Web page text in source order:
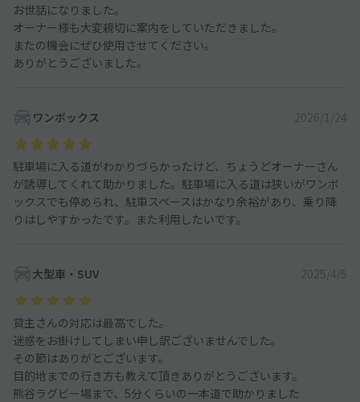
お世話になりました。
オーナー様も大変親切に案内をしていただきました。
またの機会にぜひ使用させてください。
ありがとうございました。
ワンボックス 2026/1/24
駐車場に入る道がわかりづらかったけど、ちょうどオーナーさん
が誘導してくれて助かりました。駐車場に入る道は狭いがワンボ
ックスでも停められ、駐車スペースはかなり余裕があり、乗り降
りはしやすかったです。また利用したいです。
大型車・SUV 2025/4/5
貸主さんの対応は最高でした。
迷惑をお掛けしてしまい申し訳ございませんでした。
その節はありがとございます。
目的地までの行き方も教えて頂きありがとうございます。
熊谷ラグビー場まで、5分くらいの一本道で助かりました